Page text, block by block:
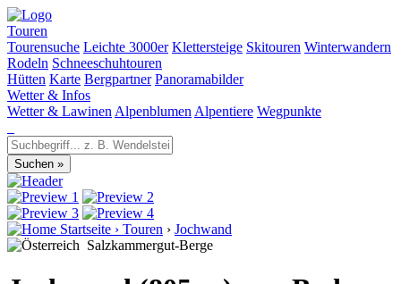
Touren
Tourensuche Leichte 3000er Klettersteige Skitouren Winterwandern
Rodeln Schneeschuhtouren
Hütten Karte Bergpartner Panoramabilder
Wetter & Infos
Wetter & Lawinen Alpenblumen Alpentiere Wegpunkte
Startseite › Touren › Jochwand
Salzkammergut-Berge